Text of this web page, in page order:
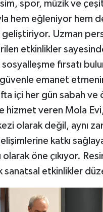
spor, müzik ve
hem eğleniyor hem
geliştiriyor. Uzman
etkinlikler
sosyalleşme fırsatı
güvenle emanet
içi her gün sabah ve
hizmet veren Mola
olarak değil, aynı
katkı
olarak öne çıkıyor.
sanatsal etkinlikler